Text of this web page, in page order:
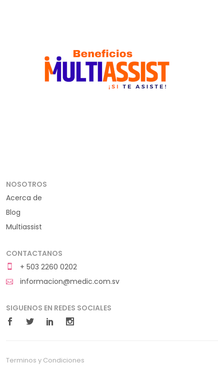
NOSOTROS
Acerca de
Blog
Multiassist
CONTACTANOS
+ 503 2260 0202
informacion@medic.com.sv
SIGUENOS EN REDES SOCIALES
Terminos y Condiciones